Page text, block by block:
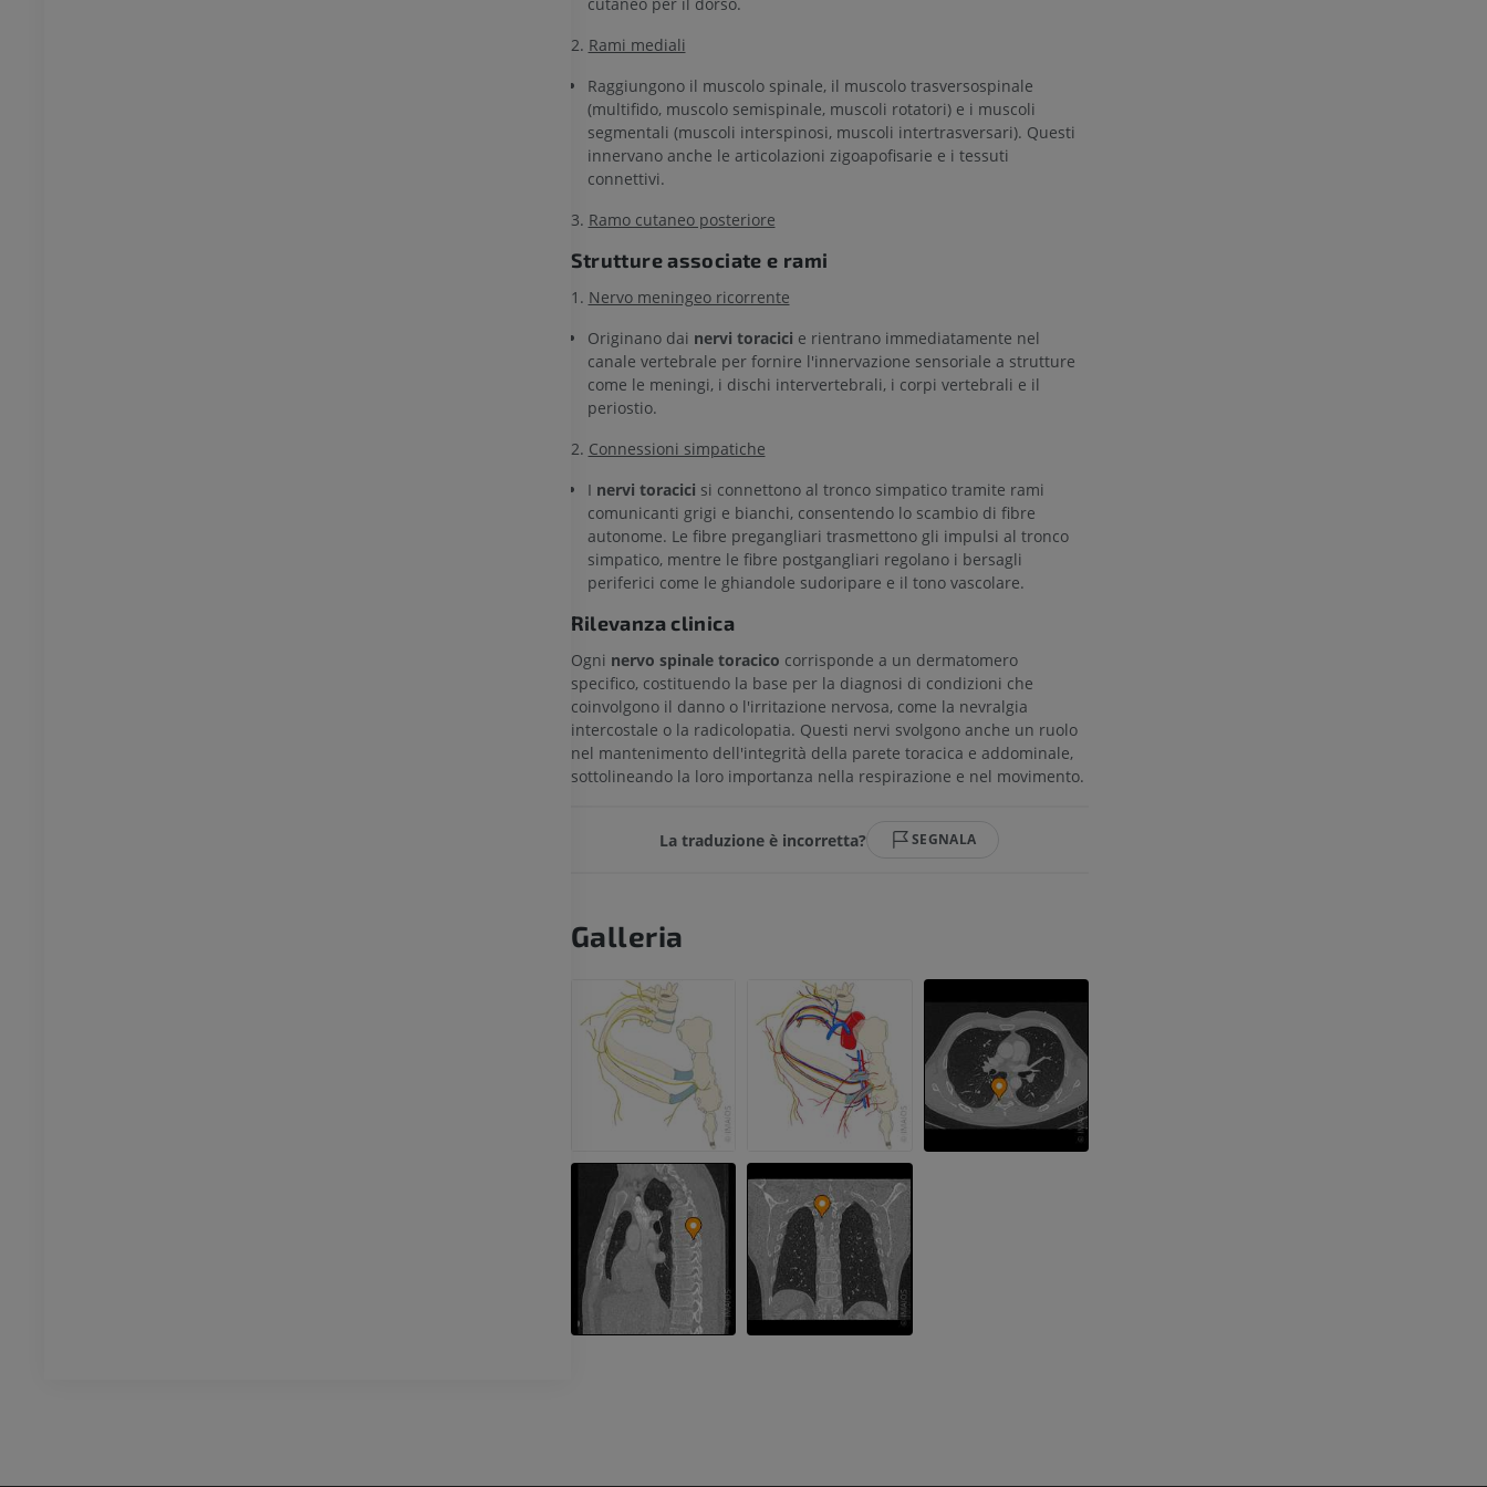
2. Rami mediali
Raggiungono il muscolo spinale, il muscolo trasversospinale
(multifido, muscolo semispinale, muscoli rotatori) e i muscoli
segmentali (muscoli interspinosi, muscoli intertrasversari). Questi
innervano anche le articolazioni zigoapofisarie e i tessuti
connettivi.
3. Ramo cutaneo posteriore
Strutture associate e rami
1. Nervo meningeo ricorrente
Originano dai nervi toracici e rientrano immediatamente nel
canale vertebrale per fornire l'innervazione sensoriale a strutture
come le meningi, i dischi intervertebrali, i corpi vertebrali e il
periostio.
2. Connessioni simpatiche
I nervi toracici si connettono al tronco simpatico tramite rami
comunicanti grigi e bianchi, consentendo lo scambio di fibre
autonome. Le fibre pregangliari trasmettono gli impulsi al tronco
simpatico, mentre le fibre postgangliari regolano i bersagli
periferici come le ghiandole sudoripare e il tono vascolare.
Rilevanza clinica
Ogni nervo spinale toracico corrisponde a un dermatomero
specifico, costituendo la base per la diagnosi di condizioni che
coinvolgono il danno o l'irritazione nervosa, come la nevralgia
intercostale o la radicolopatia. Questi nervi svolgono anche un ruolo
nel mantenimento dell'integrità della parete toracica e addominale,
sottolineando la loro importanza nella respirazione e nel movimento.
La traduzione è incorretta? SEGNALA
Galleria
fotografie
PREMIUM
Arterie ed ossa della gamba
TC
GRATUITO